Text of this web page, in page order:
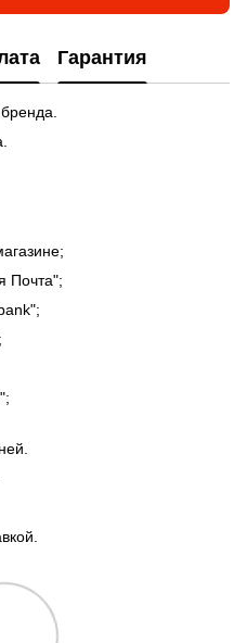
Гарантия
Почта";
;
;